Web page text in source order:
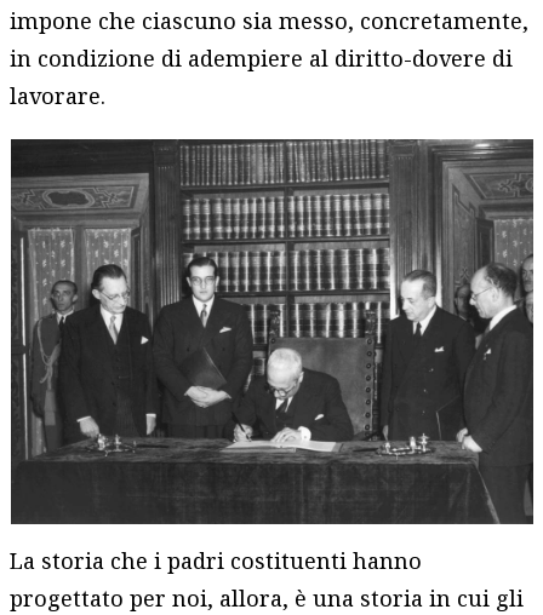
impone che ciascuno sia messo, concretamente,
in condizione di adempiere al diritto-dovere di
lavorare.
La storia che i padri costituenti hanno
progettato per noi, allora, è una storia in cui gli